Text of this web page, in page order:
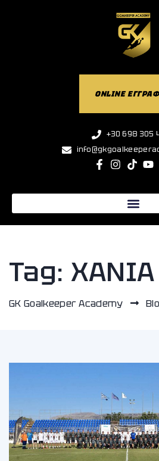
ONLINE
+30 698 305
Tag: ΧΑΝΙΑ
GK Goalkeeper Academy